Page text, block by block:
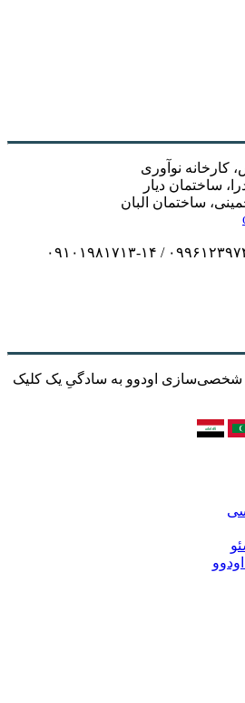
کارخانه نوآوری
ساختمان دیار
ساختمان البان
شخصی‌سازی اودوو به سادگیِ یک کلیک